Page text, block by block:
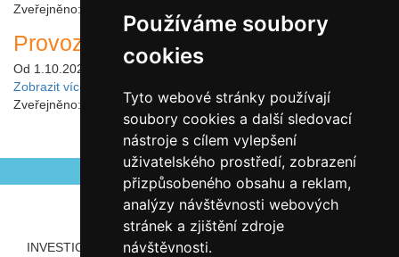
Používáme soubory
cookies
Tyto webové stránky používají
soubory cookies a další sledovací
nástroje s cílem vylepšení
uživatelského prostředí, zobrazení
přizpůsobeného obsahu a reklam,
analýzy návštěvnosti webových
stránek a zjištění zdroje
návštěvnosti.
Zveřejněno: 18.03.2026
Provoz hřiště od října
Od 1.10.2025 bude hřiště otevřeno jen do 19:00 hod.
Zobrazit více
Zveřejněno: 22.09.2025
INVESTICE ROZVOJE DO VZDĚLÁVÁNÍ